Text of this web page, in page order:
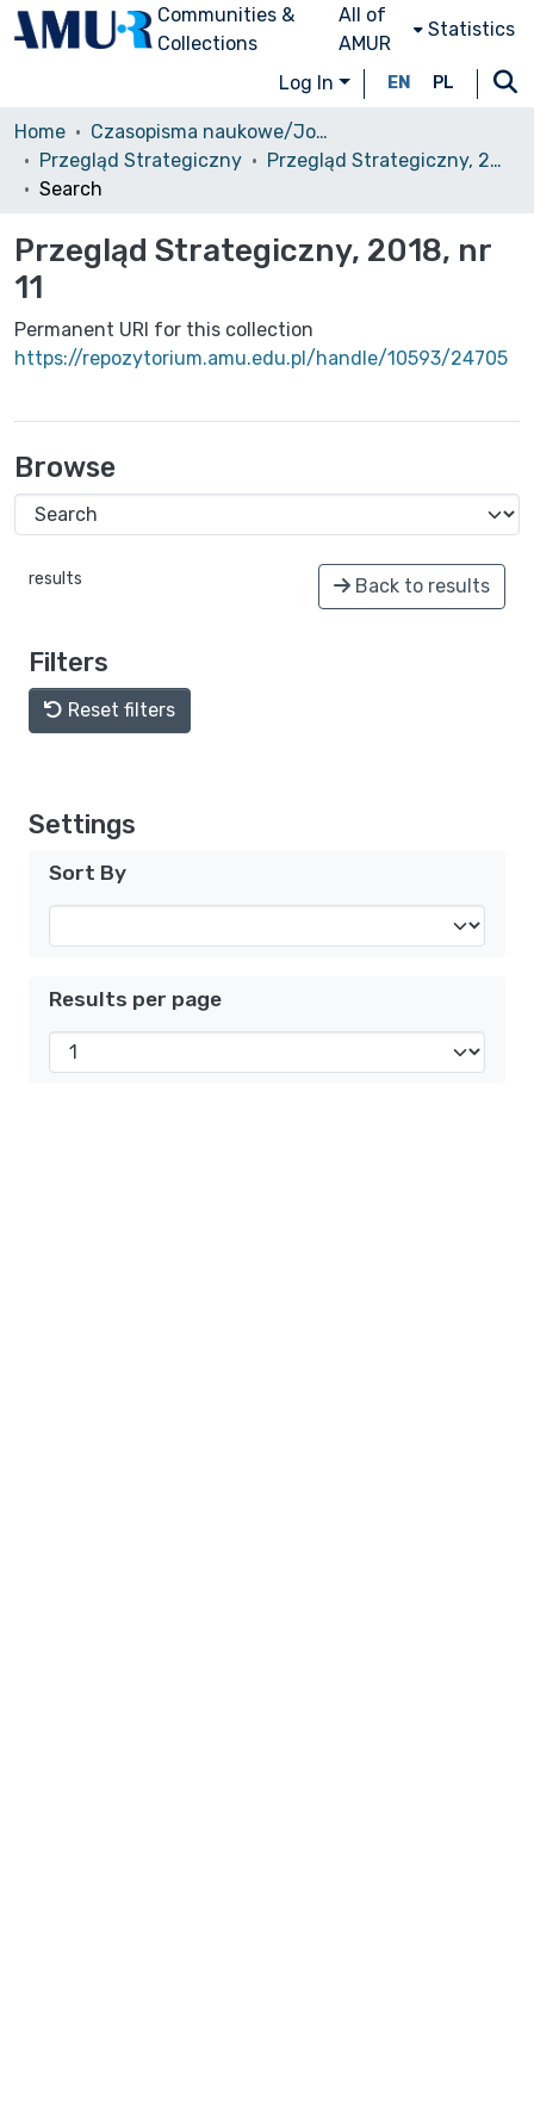
Communities &
Collections
All of
AMUR
Statistics
Log In EN PL
Home
Czasopisma naukowe/Journals
Przegląd Strategiczny
Przegląd Strategiczny, 2018, nr 11
Search
Przegląd Strategiczny, 2018, nr
11
Permanent URI for this collection
https://repozytorium.amu.edu.pl/handle/10593/24705
Browse
results Back to results
Filters
Reset filters
Settings
Sort By
Results per page